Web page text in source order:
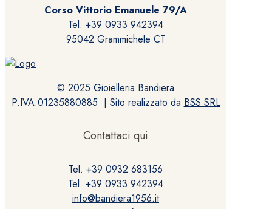
Corso Vittorio Emanuele 79/A
Tel. +39 0933 942394
95042 Grammichele CT
© 2025 Gioielleria Bandiera
P.IVA:01235880885 | Sito realizzato da BSS SRL
Contattaci qui
Tel. +39 0932 683156
Tel. +39 0933 942394
info@bandiera1956.it